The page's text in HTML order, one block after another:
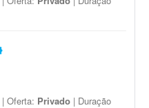
| Oferta: Privado | Duração